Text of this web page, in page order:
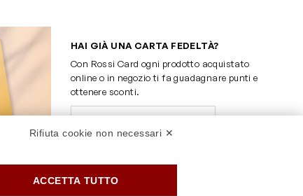
HAI GIÀ UNA CARTA FEDELTÀ?
Con Rossi Card ogni prodotto acquistato
online o in negozio ti fa guadagnare punti e
ottenere sconti.
Rifiuta cookie non necessari ✕
ACCETTA TUTTO